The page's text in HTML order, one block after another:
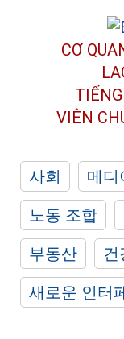
CƠ
VIÊN
사회 메디
노동 조합
부동산
건
새로운 인터